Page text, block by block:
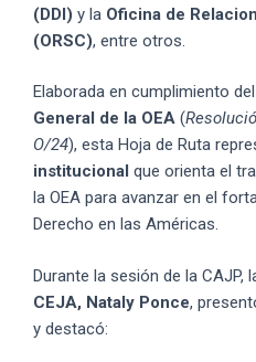
(DDI) y la Oficina de
(ORSC), entre otros.
Elaborada en cumplimiento del
General de la OEA (
O/24), esta Hoja de Ruta
institucional que orienta el
la OEA para avanzar en el
Derecho en las Américas.
Durante la sesión de la CAJP,
CEJA, Nataly Ponce,
y destacó: